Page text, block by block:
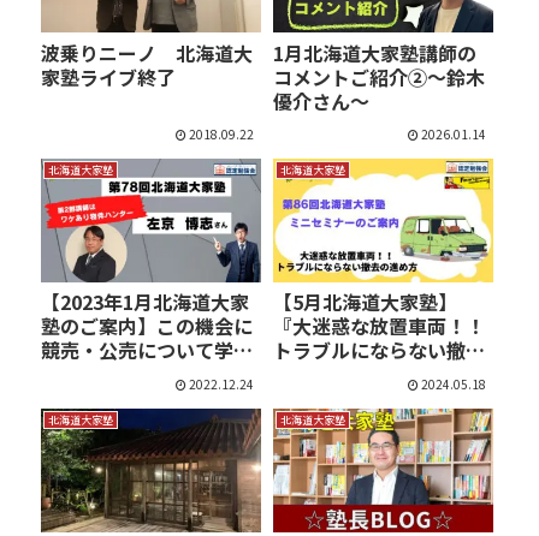
波乗りニーノ 北海道大
家塾ライブ終了
2018.09.22
1月北海道大家塾講師の
コメントご紹介②～鈴木
優介さん～
2026.01.14
北海道大家塾
【2023年1月北海道大家
塾のご案内】この機会に
競売・公売について学び
2022.12.24
北海道大家塾
【5月北海道大家塾】
『大迷惑な放置車両！！
トラブルにならない撤去
2024.05.18
北海道大家塾 北海道大家塾